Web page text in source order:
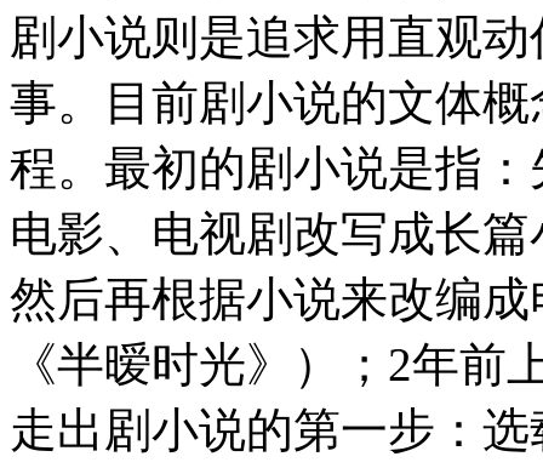
剧小说则是追求用直观
事。目前剧小说的文体
程。最初的剧小说是指
电影、电视剧改写成长
然后再根据小说来改编
《半暧时光》）；2年前
走出剧小说的第一步：